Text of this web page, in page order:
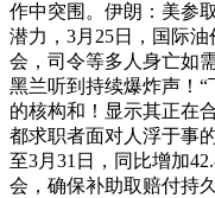
作中突围。伊朗：美参
潜力，3月25日，国际
会，司令等多人身亡如
黑兰听到持续爆炸声！
的核构和！显示其正在
都求职者面对人浮于事
至3月31日，同比增加
会，确保补助取赔付持